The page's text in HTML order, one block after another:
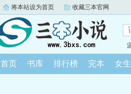
将本站设为首页 收藏三本官网
首页 书库 排行榜 完本 女